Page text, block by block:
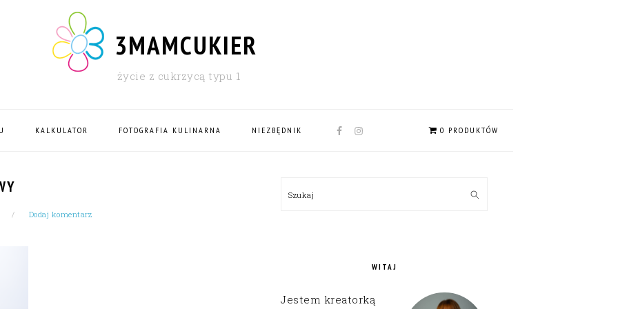
3MAMCUKIER
życie z cukrzycą typu 1
KALKULATOR FOTOGRAFIA KULINARNA NIEZBĘDNIK
NAV
0 PRODUKTÓW
Dodaj komentarz
SIDEBAR
Szukaj
WITAJ
Jestem kreatorką